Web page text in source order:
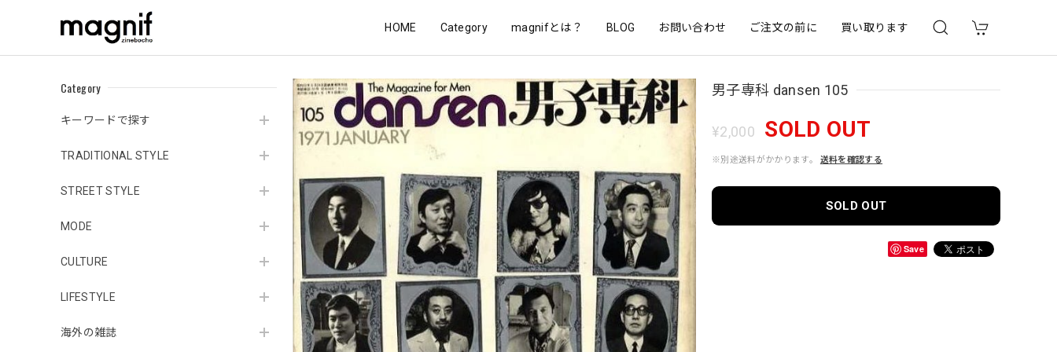
HOME Category magnifとは？ BLOG お問い合わせ ご注文の前に 買い取ります
Category
キーワードで探す
TRADITIONAL STYLE
STREET STYLE
MODE
CULTURE
LIFESTYLE
海外の雑誌
男子専科 dansen 105
¥2,000 SOLD OUT
※別途送料がかかります。 送料を確認する
SOLD OUT
Save